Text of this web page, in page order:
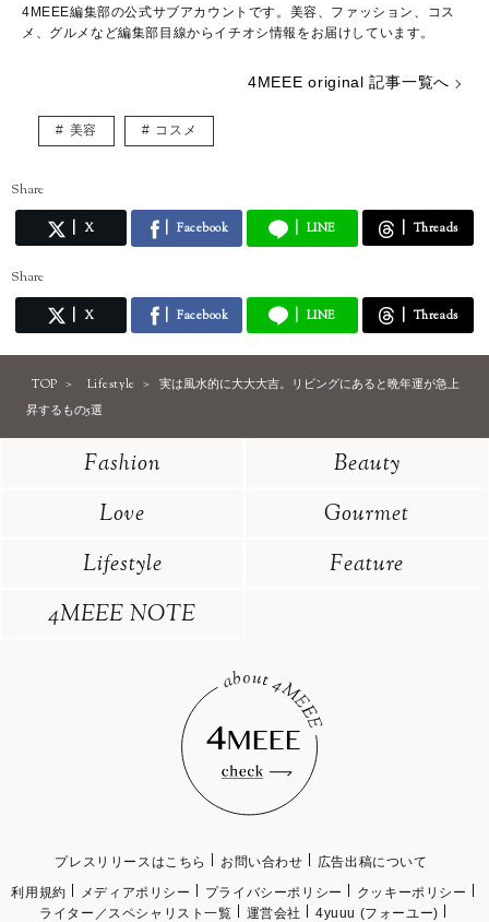
4MEEE編集部の公式サブアカウントです。美容、ファッション、コス
メ、グルメなど編集部目線からイチオシ情報をお届けしています。
4MEEE original 記事一覧へ
美容 コスメ
Share
X Facebook LINE Threads
Share
X Facebook LINE Threads
TOP Lifestyle
実は風水的に大大大吉。リビングにあると晩年運が急上
昇するもの5選
Fashion
Beauty
Love
Gourmet
Lifestyle
Feature
4MEEE NOTE
プレスリリースはこちら お問い合わせ
広告出稿について
利用規約
メディアポリシー プライバシーポリシー
クッキーポリシー
ライター／スペシャリスト一覧
運営会社 4yuuu (フォーユー)